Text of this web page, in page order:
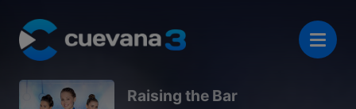
Raising the Bar